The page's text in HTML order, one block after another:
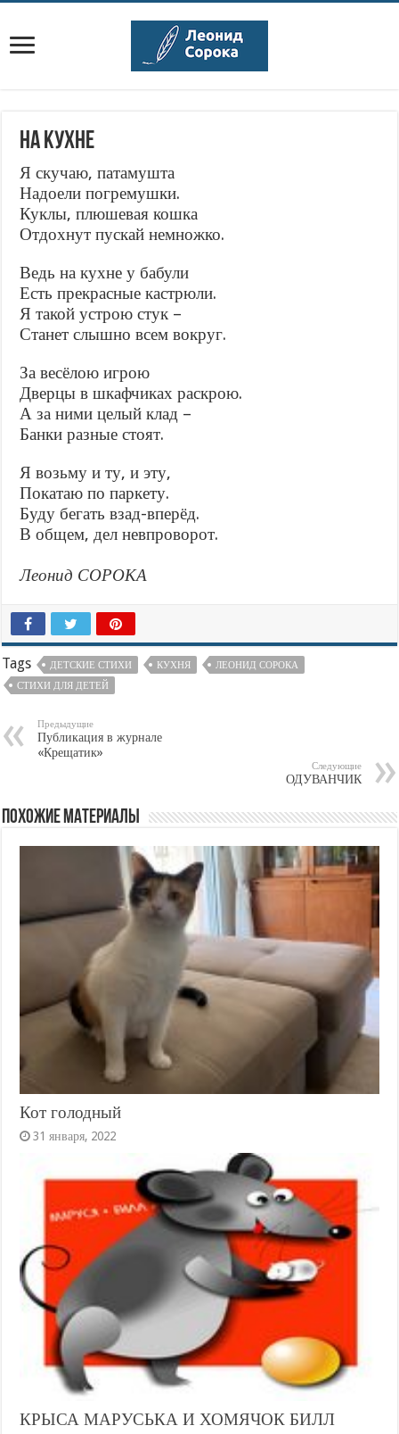
НА КУХНЕ
Я скучаю, патамушта
Надоели погремушки.
Куклы, плюшевая кошка
Отдохнут пускай немножко.
Ведь на кухне у бабули
Есть прекрасные кастрюли.
Я такой устрою стук –
Станет слышно всем вокруг.
За весёлою игрою
Дверцы в шкафчиках раскрою.
А за ними целый клад –
Банки разные стоят.
Я возьму и ту, и эту,
Покатаю по паркету.
Буду бегать взад-вперёд.
В общем, дел невпроворот.
Леонид СОРОКА
Tags ДЕТСКИЕ СТИХИ КУХНЯ
ЛЕОНИД СОРОКА
СТИХИ ДЛЯ ДЕТЕЙ
Предыдущие
Публикация в журнале
«Крещатик»
Следующие
ОДУВАНЧИК
Похожие материалы
Кот голодный
31 января, 2022
КРЫСА МАРУСЬКА И ХОМЯЧОК БИЛЛ